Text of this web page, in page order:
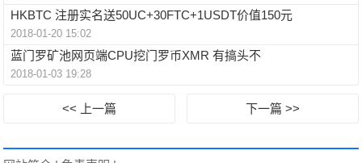
HKBTC 注册实名送50UC+30FTC+1USDT价值150元
2018-01-20 15:02
蓝门罗矿池网页端CPU挖门罗币XMR 有搞头不
2018-01-03 19:28
<< 上一篇 下一篇 >>